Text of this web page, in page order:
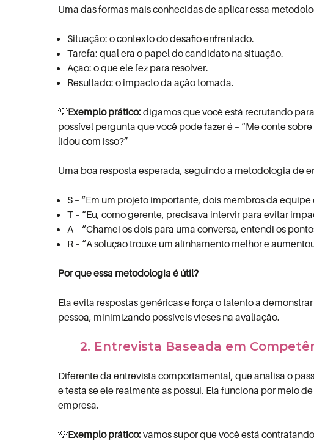
Uma das formas mais conhecidas de aplicar essa
Situação: o contexto do desafio enfrentado.
Tarefa: qual era o papel do candidato na situação.
Ação: o que ele fez para resolver.
Resultado: o impacto da ação tomada.
💡Exemplo prático:digamos que você está recrutando
possível pergunta que você pode fazer é – “Me conte
lidou com isso?”
Uma boa resposta esperada, seguindo a metodologia de
S – “Em um projeto importante, dois membros da
T – “Eu, como gerente, precisava intervir para evitar
A – “Chamei os dois para uma conversa, entendi os
R – “A solução trouxe um alinhamento melhor e
Por que essa metodologia é útil?
Ela evita respostas genéricas e força o talento a
pessoa, minimizando possíveis vieses na avaliação.
2. Entrevista Baseada em
Diferente da entrevista comportamental, que analisa o
e testa se ele realmente as possui. Ela funciona por meio
empresa.
💡Exemplo prático:vamos supor que você está